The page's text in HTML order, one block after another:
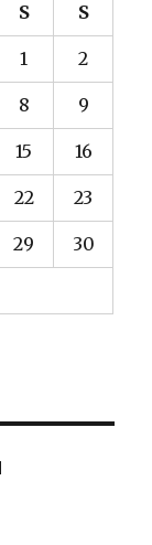
S S
1 2
8 9
15 16
22 23
29 30